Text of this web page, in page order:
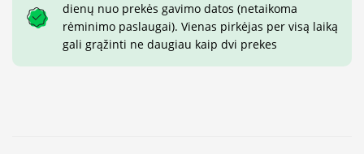
dienų nuo prekės gavimo datos (netaikoma
rėminimo paslaugai). Vienas pirkėjas per visą laiką
gali grąžinti ne daugiau kaip dvi prekes